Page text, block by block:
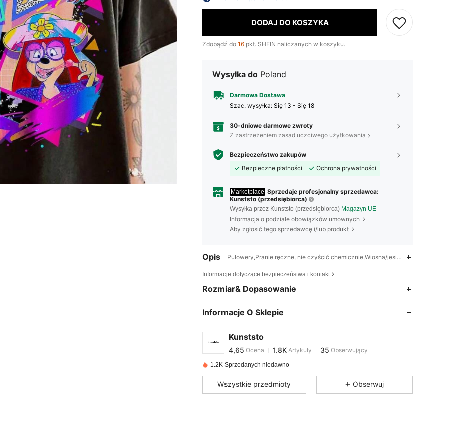
DODAJ DO KOSZYKA
Zdobądź do 16 pkt. SHEIN naliczanych w koszyku.
Wysyłka do Poland
Darmowa Dostawa
Szac. wysyłka: Się 13 - Się 18
30-dniowe darmowe zwroty
Z zastrzeżeniem zasad uczciwego użytkowania
Bezpieczeństwo zakupów
Bezpieczne płatności
Ochrona prywatności
Marketplace Sprzedaje profesjonalny sprzedawca:
Kunststo (przedsiębiorca)
Wysyłka przez Kunststo (przedsiębiorca) Magazyn UE
Informacja o podziale obowiązków umownych
Aby zgłosić tego sprzedawcę i/lub produkt
Opis Pulowery,Pranie ręczne, nie czyścić chemicznie,Wiosna/jesień (18–25 / 63–77)
Informacje dotyczące bezpieczeństwa i kontakt
Rozmiar& Dopasowanie
Informacje O Sklepie
Kunststo
4,65 Ocena 1.8K Artykuły 35 Obserwujący
B***u zaobserwował(-a)1 dzień temu
4,65 1.8K
4,65 1.8K 35
1.2K Sprzedanych niedawno
Wszystkie przedmioty Obserwuj